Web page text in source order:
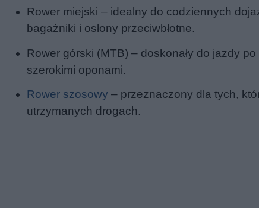
Rower miejski – idealny do codziennych
bagażniki i osłony przeciwbłotne.
Rower górski (MTB) – doskonały do jazdy
szerokimi oponami.
Rower szosowy – przeznaczony dla tych,
utrzymanych drogach.